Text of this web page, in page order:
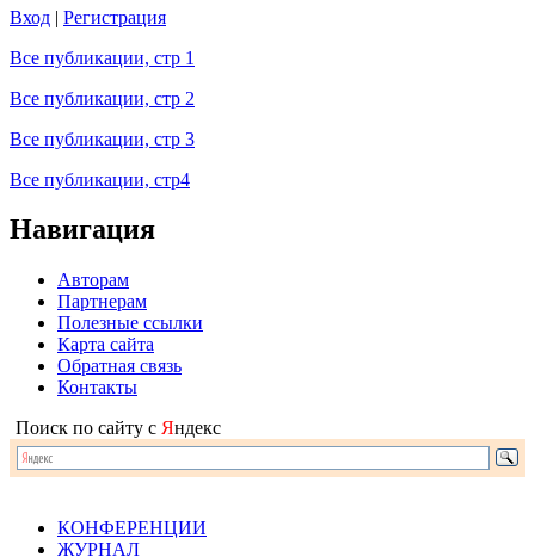
Вход | Регистрация
Все публикации, стр 1
Все публикации, стр 2
Все публикации, стр 3
Все публикации, стр4
Навигация
Авторам
Партнерам
Полезные ссылки
Карта сайта
Обратная связь
Контакты
Поиск по сайту с Яндекс
КОНФЕРЕНЦИИ
ЖУРНАЛ